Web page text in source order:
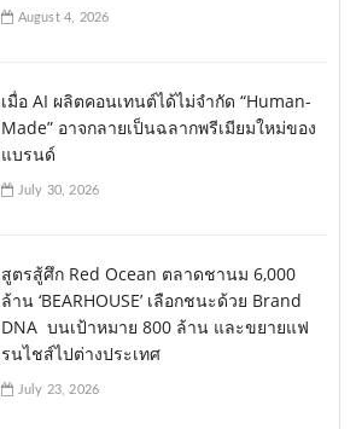
August 4, 2026
เมื่อ AI ผลิตคอนเทนต์ได้ไม่จำกัด “Human-
Made” อาจกลายเป็นฉลากพรีเมียมใหม่ของ
แบรนด์
July 30, 2026
สูตรสู้ศึก Red Ocean ตลาดชานม 6,000
ล้าน ‘BEARHOUSE’ เลือกชนะด้วย Brand
DNA บนเป้าหมาย 800 ล้าน และขยายแฟ
รนไชส์ไปต่างประเทศ
July 23, 2026